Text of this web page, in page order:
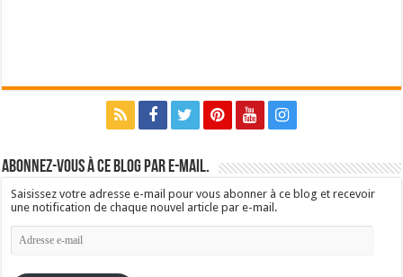
Abonnez-vous à ce blog par e-mail.
Saisissez votre adresse e-mail pour vous abonner à ce blog et recevoir
une notification de chaque nouvel article par e-mail.
Adresse
e-